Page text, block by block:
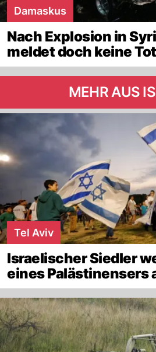
Damaskus
Nach Explosion in
meldet doch keine
MEHR AUS
Tel Aviv
Israelischer Siedler
eines Palästinensers